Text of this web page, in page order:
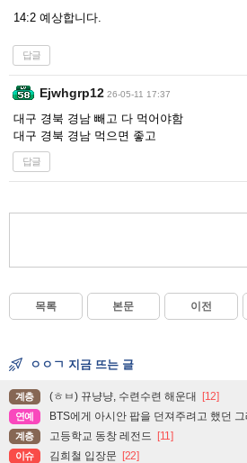
14:2 예상합니다.
답글
Ejwhgrp12 26-05-11 17:37
대구 경북 경남 빼고 다 먹어야함
대구 경북 경남 먹으면 좋고
답글
목록 본문 이전
ㅇㅇㄱ 지금 뜨는 글
계층 (ㅎㅂ) 뀨냥냥, 수련수련 해운대 [12]
연예 BTS에게 아시안 팝을 던져주려고 했던 그
계층 고등학교 동창 레전드 [11]
이슈 김희철 입장문 [22]